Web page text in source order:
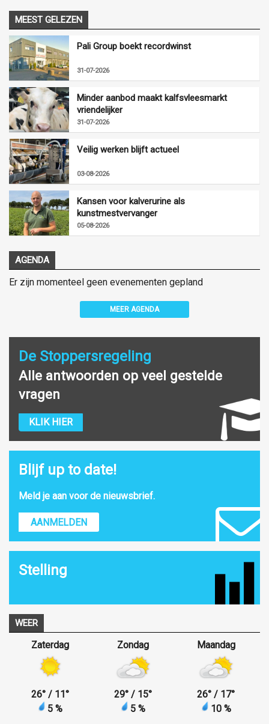
MEEST GELEZEN
Pali Group boekt recordwinst
31-07-2026
Minder aanbod maakt kalfsvleesmarkt
vriendelijker
31-07-2026
Veilig werken blijft actueel
03-08-2026
Kansen voor kalverurine als
kunstmestvervanger
05-08-2026
AGENDA
Er zijn momenteel geen evenementen gepland
MEER AGENDA
De Stoppersregeling
Alle antwoorden op veel gestelde
vragen
KLIK HIER
Blijf up to date!
Meld je aan voor de nieuwsbrief.
AANMELDEN
Stelling
WEER
Zaterdag
26° / 11°
5 %
Zondag
29° / 15°
5 %
Maandag
26° / 17°
10 %